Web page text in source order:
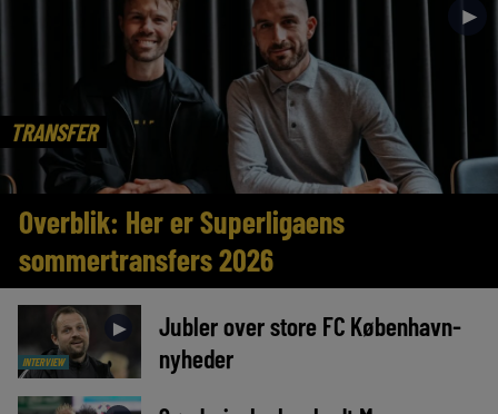
TRANSFER
►
Overblik: Her er Superligaens
sommertransfers 2026
INTERVIEW
►
Jubler over store FC København-
nyheder